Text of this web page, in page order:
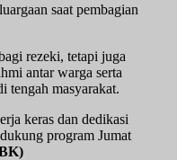
saat pembagian
rezeki, tetapi juga
antar warga serta
tengah masyarakat.
keras dan dedikasi
program Jumat